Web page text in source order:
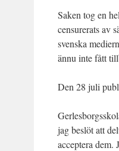
Saken tog en
censurerats av
svenska
ännu inte fått
Den 28 juli
jag beslöt att
acceptera dem.